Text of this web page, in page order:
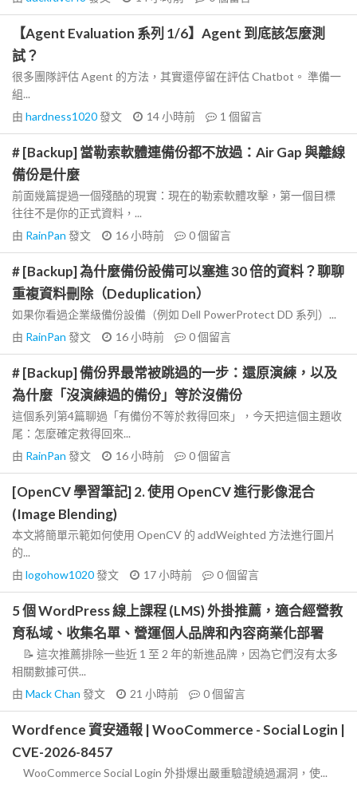
【Agent Evaluation 系列 1/6】Agent 到底該怎麼測
試？
很多團隊評估 Agent 的方法，其實還停留在評估 Chatbot。 準備一
組...
由 hardness1020發文 14 小時前 1 個留言
# [Backup] 當勒索軟體連備份都不放過：Air Gap 與離線
備份是什麼
前面幾篇提過一個殘酷的現實：現在的勒索軟體攻擊，第一個目標
往往不是你的正式資料，...
由 RainPan 發文 16 小時前 0個留言
# [Backup] 為什麼備份設備可以塞進 30 倍的資料？聊聊
重複資料刪除（Deduplication）
如果你看過企業級備份設備（例如 Dell PowerProtect DD 系列）...
由 RainPan 發文 16 小時前 0個留言
# [Backup] 備份界最常被跳過的一步：還原演練，以及
為什麼「沒演練過的備份」等於沒備份
這個系列第4篇聊過「有備份不等於救得回來」，今天把這個主題收
尾：怎麼確定救得回來...
由 RainPan 發文 16 小時前 0個留言
[OpenCV 學習筆記] 2. 使用 OpenCV 進行影像混合
(Image Blending)
本文將簡單示範如何使用 OpenCV 的 addWeighted 方法進行圖片
的...
由 logohow1020發文 17 小時前 0個留言
5 個 WordPress 線上課程 (LMS) 外掛推薦，適合經營教
育私域、收集名單、營運個人品牌和內容商業化部署
📝 這次推薦排除一些近 1 至 2 年的新進品牌，因為它們沒有太多
相關數據可供...
由 Mack Chan 發文 21 小時前 0個留言
Wordfence 資安通報 | WooCommerce - Social Login |
CVE-2026-8457
WooCommerce Social Login 外掛爆出嚴重驗證繞過漏洞，使...